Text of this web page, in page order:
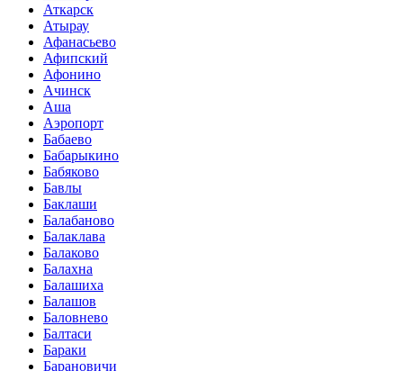
Аткарск
Атырау
Афанасьево
Афипский
Афонино
Ачинск
Аша
Аэропорт
Бабаево
Бабарыкино
Бабяково
Бавлы
Баклаши
Балабаново
Балаклава
Балаково
Балахна
Балашиха
Балашов
Баловнево
Балтаси
Бараки
Барановичи